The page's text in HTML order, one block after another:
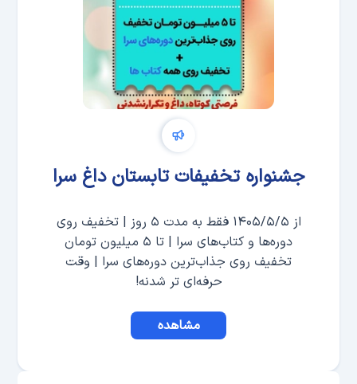
جشنواره تخفیفات تابستان داغ سرا
از ۱۴۰۵/۵/۵ فقط به مدت ۵ روز | تخفیف روی
دوره‌ها و کتاب‌های سرا | تا ۵ میلیون تومان
تخفیف روی جذاب‌ترین دوره‌های سرا | وقت
حرفه‌ای تر شدنه!
مشاهده